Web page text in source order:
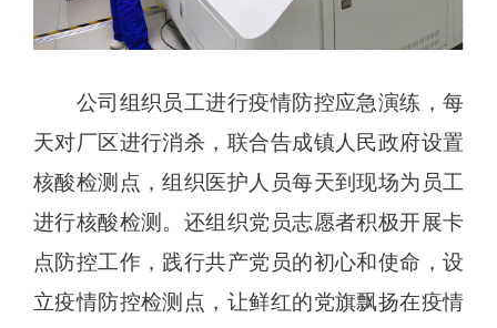
公司组织员工进行疫情防控应急演练，每
天对厂区进行消杀，联合告成镇人民政府设置
核酸检测点，组织医护人员每天到现场为员工
进行核酸检测。还组织党员志愿者积极开展卡
点防控工作，践行共产党员的初心和使命，设
立疫情防控检测点，让鲜红的党旗飘扬在疫情